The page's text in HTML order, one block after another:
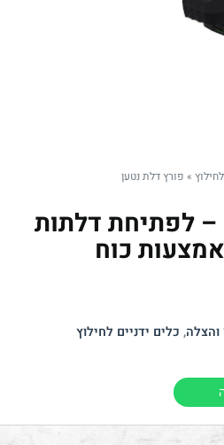
» פורץ דלת נטען
– לפתיחת דלתות
כוח
והצלה, כלים ידניים לחילוץ